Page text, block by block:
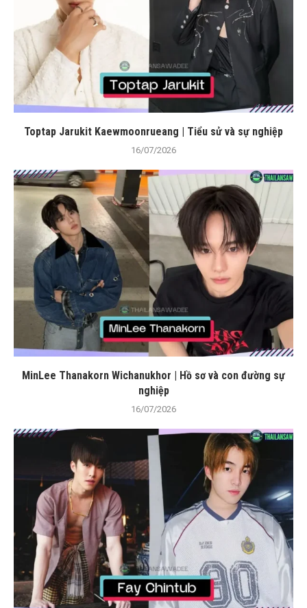
Toptap Jarukit Kaewmoonrueang | Tiểu sử và sự nghiệp
16/07/2026
MinLee Thanakorn Wichanukhor | Hồ sơ và con đường sự
nghiệp
16/07/2026